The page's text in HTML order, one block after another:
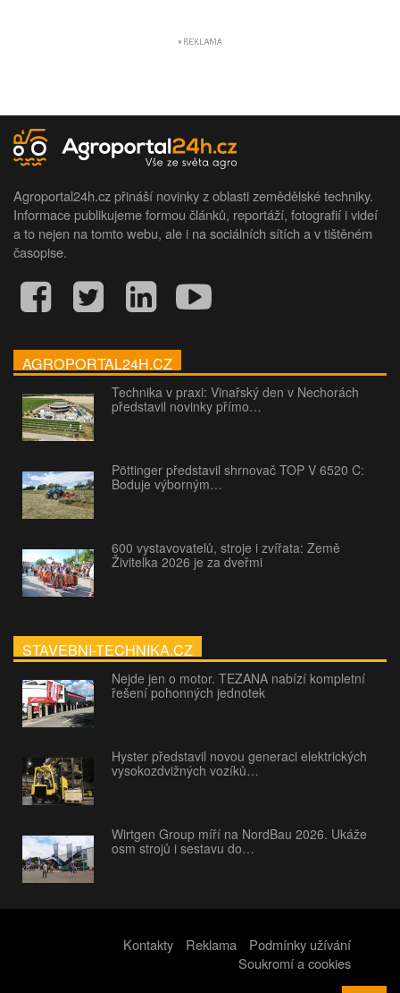
Agroportal24h.cz přináší novinky z oblasti zemědělské techniky.
Informace publikujeme formou článků, reportáží, fotografií i videí
a to nejen na tomto webu, ale i na sociálních sítích a v tištěném
časopise.
AGROPORTAL24H.CZ
Technika v praxi: Vinařský den v Nechorách
představil novinky přímo…
Pöttinger představil shrnovač TOP V 6520 C:
Boduje výborným…
600 vystavovatelů, stroje i zvířata: Země
Živitelka 2026 je za dveřmi
STAVEBNI-TECHNIKA.CZ
Nejde jen o motor. TEZANA nabízí kompletní
řešení pohonných jednotek
Hyster představil novou generaci elektrických
vysokozdvižných vozíků…
Wirtgen Group míří na NordBau 2026. Ukáže
osm strojů i sestavu do…
Kontakty Reklama
Podmínky užívání
Soukromí a cookies